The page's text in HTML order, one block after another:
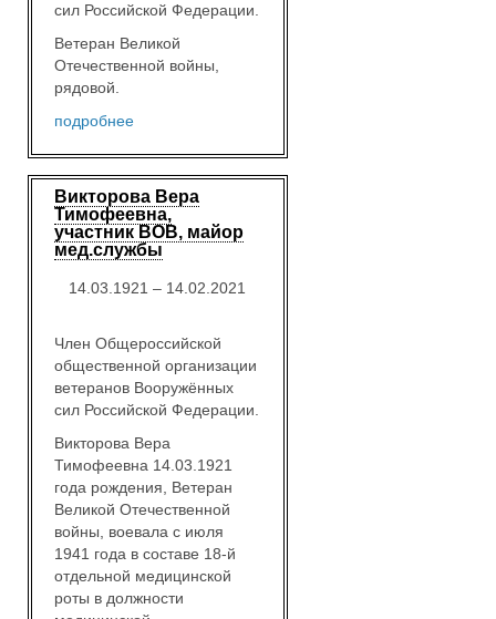
сил Российской Федерации.
Ветеран Великой
Отечественной войны,
рядовой.
подробнее
Викторова Вера
Тимофеевна,
участник ВОВ, майор
мед.службы
14.03.1921 – 14.02.2021
Член Общероссийской
общественной организации
ветеранов Вооружённых
сил Российской Федерации.
Викторова Вера
Тимофеевна 14.03.1921
года рождения, Ветеран
Великой Отечественной
войны, воевала с июля
1941 года в составе 18-й
отдельной медицинской
роты в должности